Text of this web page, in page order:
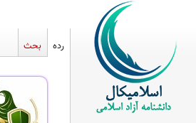
رده بحث